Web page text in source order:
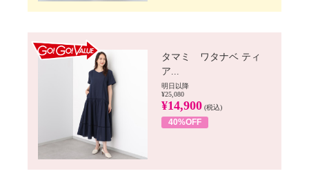
タマミ ワタナベ ティ
ア...
明日以降
¥25,080
¥14,900 (税込)
40%OFF